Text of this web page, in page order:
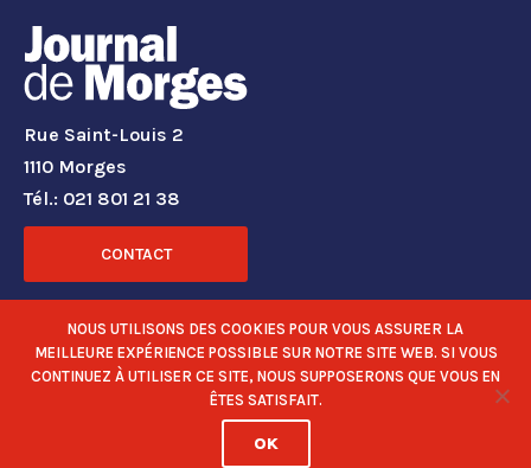
Rue Saint-Louis 2
1110 Morges
Tél.: 021 801 21 38
CONTACT
RÉSEAUX SOCIAUX
NOUS UTILISONS DES COOKIES POUR VOUS ASSURER LA
MEILLEURE EXPÉRIENCE POSSIBLE SUR NOTRE SITE WEB. SI VOUS
CONTINUEZ À UTILISER CE SITE, NOUS SUPPOSERONS QUE VOUS EN
ÊTES SATISFAIT.
OK